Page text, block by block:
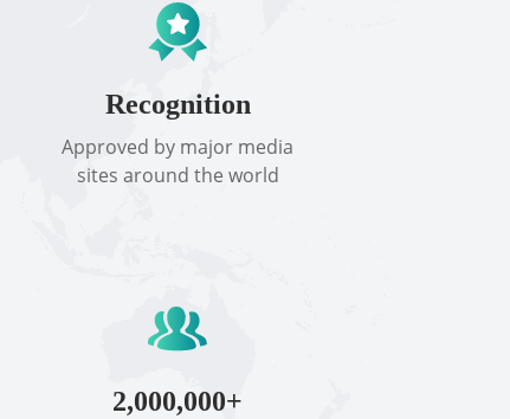
Recognition
Approved by major media
sites around the world
2,000,000+